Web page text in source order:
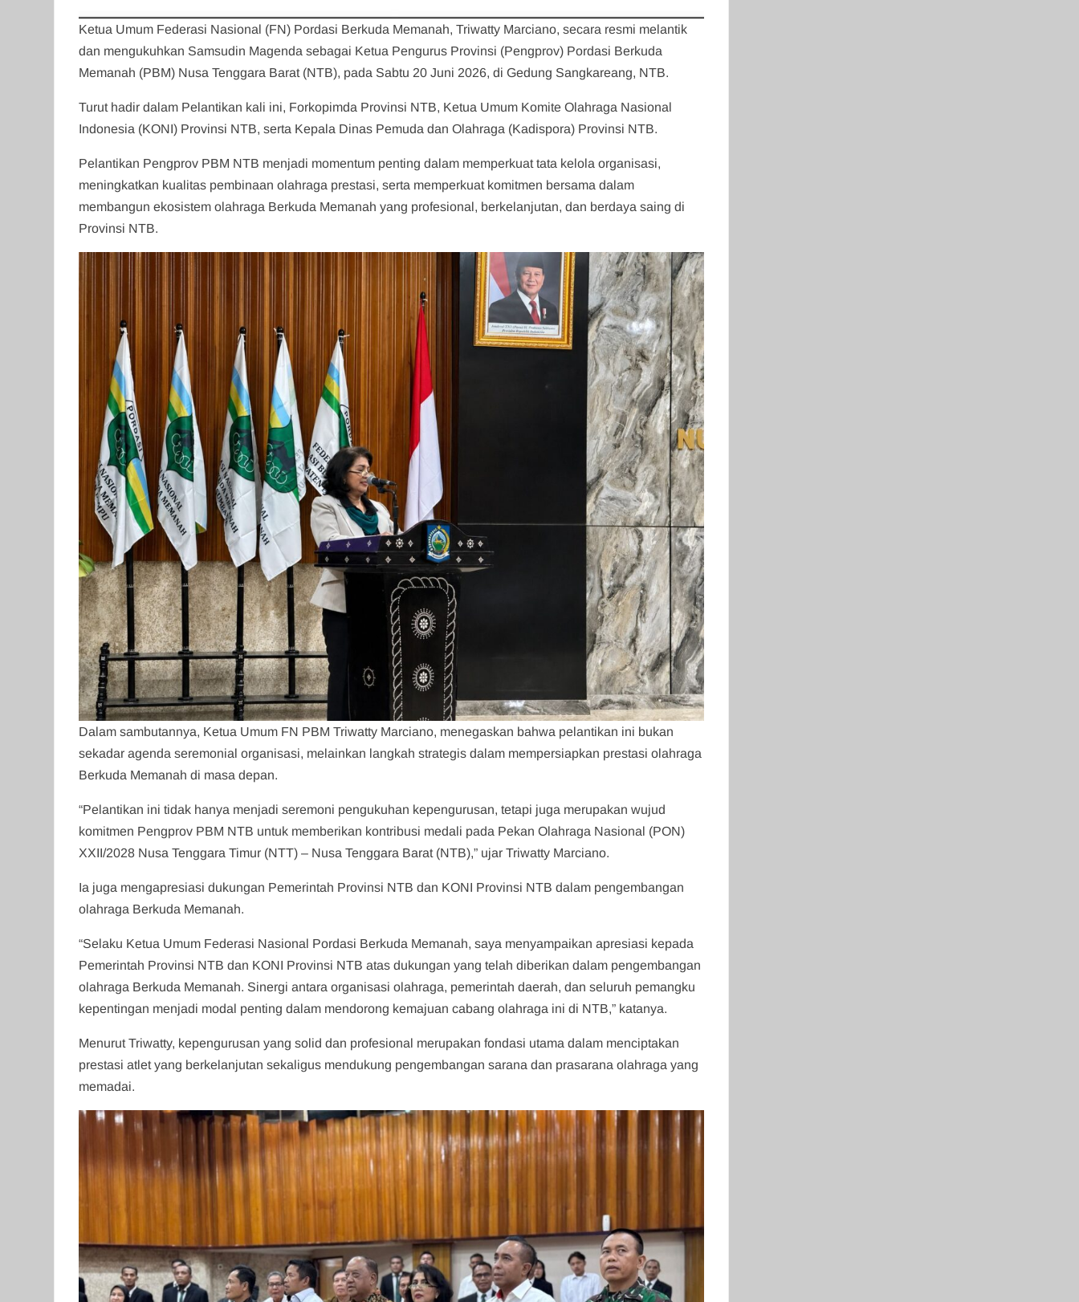
Ketua Umum Federasi Nasional (FN) Pordasi Berkuda Memanah, Triwatty Marciano, secara resmi melantik
dan mengukuhkan Samsudin Magenda sebagai Ketua Pengurus Provinsi (Pengprov) Pordasi Berkuda
Memanah (PBM) Nusa Tenggara Barat (NTB), pada Sabtu 20 Juni 2026, di Gedung Sangkareang, NTB.
Turut hadir dalam Pelantikan kali ini, Forkopimda Provinsi NTB, Ketua Umum Komite Olahraga Nasional
Indonesia (KONI) Provinsi NTB, serta Kepala Dinas Pemuda dan Olahraga (Kadispora) Provinsi NTB.
Pelantikan Pengprov PBM NTB menjadi momentum penting dalam memperkuat tata kelola organisasi,
meningkatkan kualitas pembinaan olahraga prestasi, serta memperkuat komitmen bersama dalam
membangun ekosistem olahraga Berkuda Memanah yang profesional, berkelanjutan, dan berdaya saing di
Provinsi NTB.
Dalam sambutannya, Ketua Umum FN PBM Triwatty Marciano, menegaskan bahwa pelantikan ini bukan
sekadar agenda seremonial organisasi, melainkan langkah strategis dalam mempersiapkan prestasi olahraga
Berkuda Memanah di masa depan.
“Pelantikan ini tidak hanya menjadi seremoni pengukuhan kepengurusan, tetapi juga merupakan wujud
komitmen Pengprov PBM NTB untuk memberikan kontribusi medali pada Pekan Olahraga Nasional (PON)
XXII/2028 Nusa Tenggara Timur (NTT) – Nusa Tenggara Barat (NTB),” ujar Triwatty Marciano.
Ia juga mengapresiasi dukungan Pemerintah Provinsi NTB dan KONI Provinsi NTB dalam pengembangan
olahraga Berkuda Memanah.
“Selaku Ketua Umum Federasi Nasional Pordasi Berkuda Memanah, saya menyampaikan apresiasi kepada
Pemerintah Provinsi NTB dan KONI Provinsi NTB atas dukungan yang telah diberikan dalam pengembangan
olahraga Berkuda Memanah. Sinergi antara organisasi olahraga, pemerintah daerah, dan seluruh pemangku
kepentingan menjadi modal penting dalam mendorong kemajuan cabang olahraga ini di NTB,” katanya.
Menurut Triwatty, kepengurusan yang solid dan profesional merupakan fondasi utama dalam menciptakan
prestasi atlet yang berkelanjutan sekaligus mendukung pengembangan sarana dan prasarana olahraga yang
memadai.